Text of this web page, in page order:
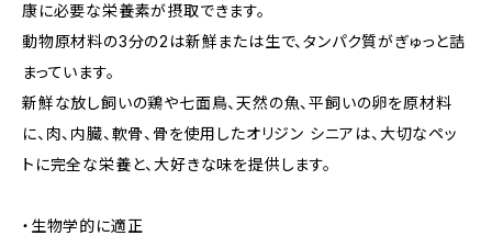
康に必要な栄養素が摂取できます。
動物原材料の3分の2は新鮮または生で、タンパク質がぎゅっと詰
まっています。
新鮮な放し飼いの鶏や七面鳥、天然の魚、平飼いの卵を原材料
に、肉、内臓、軟骨、骨を使用したオリジン シニアは、大切なペッ
トに完全な栄養と、大好きな味を提供します。
・生物学的に適正